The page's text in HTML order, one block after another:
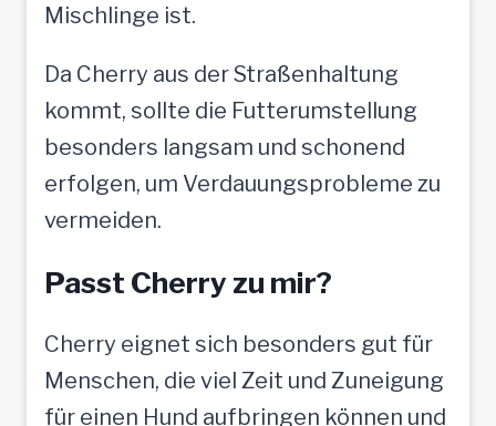
Mischlinge ist.
Da Cherry aus der Straßenhaltung
kommt, sollte die Futterumstellung
besonders langsam und schonend
erfolgen, um Verdauungsprobleme zu
vermeiden.
Passt Cherry zu mir?
Cherry eignet sich besonders gut für
Menschen, die viel Zeit und Zuneigung
für einen Hund aufbringen können und